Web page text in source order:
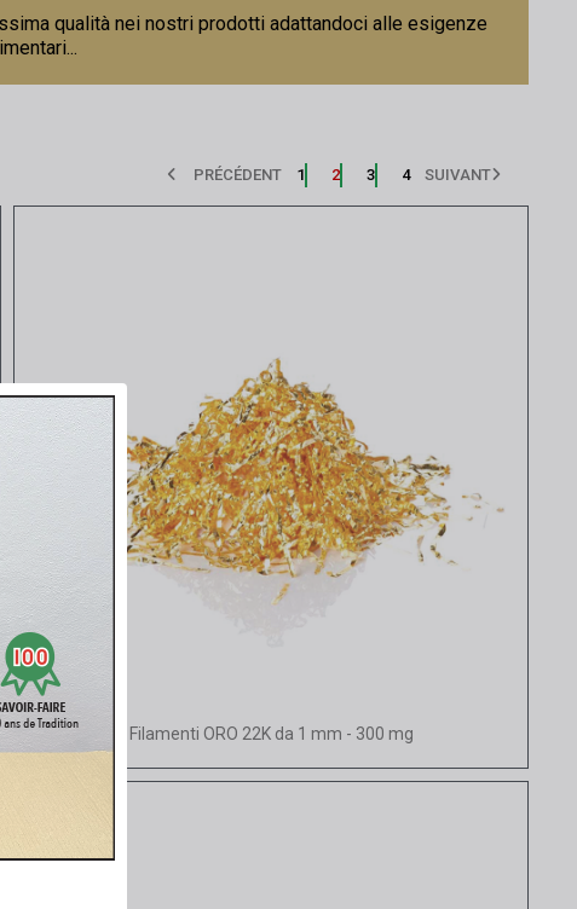
qualità nei nostri prodotti adattandoci alle esigenze
PRÉCÉDENT 1 2 3 4 SUIVANT
Vista rapida
Filamenti ORO 22K da 1 mm - 300 mg